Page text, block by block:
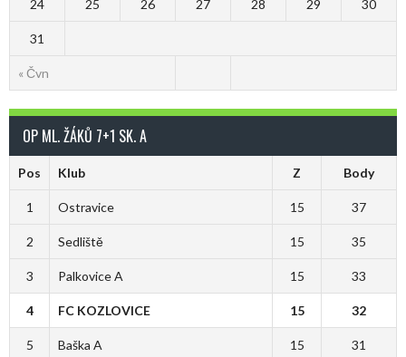
« Čvn
24 25 26 27 28 29 30
31
OP ML. ŽÁKŮ 7+1 SK. A
Pos Klub Z Body
1 Ostravice 15 37
2 Sedliště 15 35
3 Palkovice A 15 33
4 FC KOZLOVICE 15 32
5 Baška A 15 31